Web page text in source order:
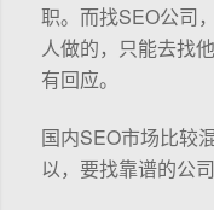
职。而找SEO公司
人做的，只能去找
有回应。
国内SEO市场比较
以，要找靠谱的公